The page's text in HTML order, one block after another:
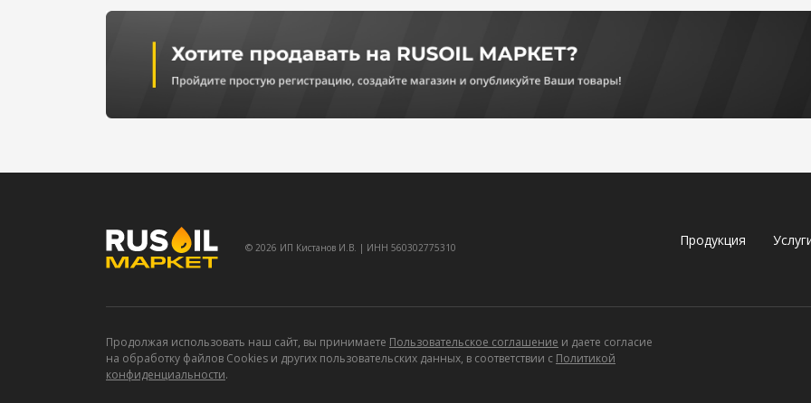
© 2026 ИП Кистанов И.В. | ИНН 560302775310 Продукция
Продолжая использовать наш сайт, вы принимаете Пользовательское соглашение и даете согласие
на обработку файлов Cookies и других пользовательских данных, в соответствии с Политикой
конфиденциальности.